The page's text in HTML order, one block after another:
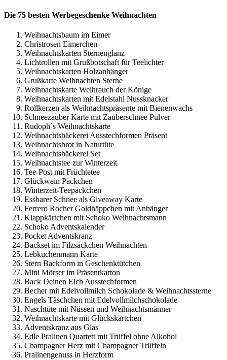
Die 75 besten Werbegeschenke Weihnachten
Weihnachtsbaum im Eimer
Christrosen Eimerchen
Weihnachtskarten Sternenglanz
Lichtrollen mit Grußbotschaft für Teelichter
Weihnachtskarten Holzanhänger
Grußkarte Weihnachten Sterne
Weihnachtskarte Weihrauch der Könige
Weihnachtskarten mit Edelstahl Nussknacker
Rollkerzen als Weihnachtspräsente mit Bienenwachs
Schneezauber Karte mit Zauberschnee Pulver
Rudoph´s Weihnachtskarte
Weihnachtsbäckerei Ausstechformen Präsent
Weihnachtsbrot in Naturtüte
Weihnachtsbäckerei Set
Weihnachtstee zur Winterzeit
Tee-Post mit Früchtetee
Glückwein Päckchen
Winterzeit-Teepäckchen
Essbarer Schnee als Giveaway Karte
Ferrero Rocher Goldhäppchen mit Anhänger
Klappkärtchen mit Schoko Weihnachtsmann
Schoko Adventskalender
Pocket Adventskranz
Backset im Filzsäckchen Weihnachten
Lebkuchenmann Karte
Stern Backform in Geschenktütchen
Mini Mörser im Präsentkarton
Back Deinen Elch Ausstechformen
Becher mit Edelvollmilch Schokolade & Weihnachtssterne
Engels Täschchen mit Edelvollmilchschokolade
Naschtüte mit Nüssen und Weihnachtsmänner
Weihnachtskarte mit Glückskärtchen
Adventskranz aus Glas
Edle Pralinen Quartett mit Trüffel ohne Alkohol
Champagner Herz mit Champagner Trüffeln
Pralinengenuss in Herzform